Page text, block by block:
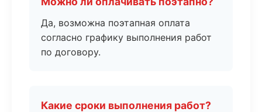
Да, возможна поэтапная оплата
согласно графику выполнения работ
по договору.
Какие сроки выполнения работ?